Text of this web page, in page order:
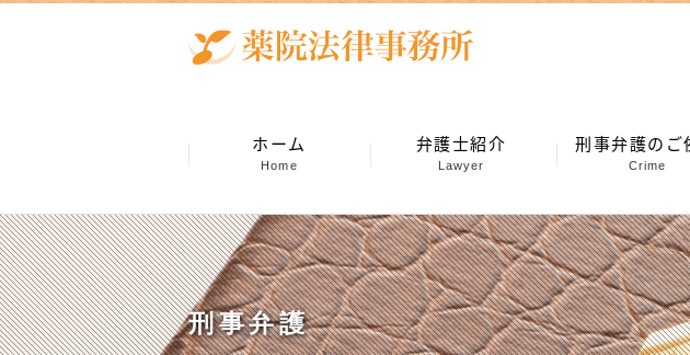
ホーム
Home
弁護士紹介
Lawyer
刑事弁護のご
Crime
刑事弁護